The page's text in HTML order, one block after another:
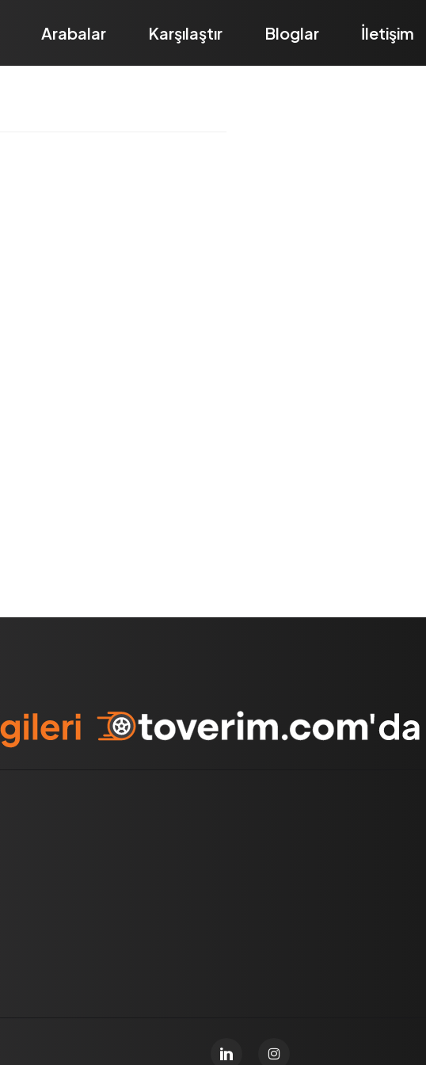
Arabalar Karşılaştır Bloglar İletişim